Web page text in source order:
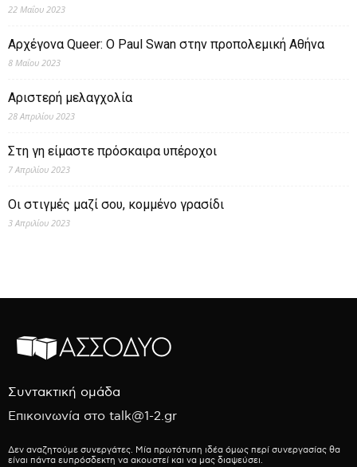
22 Μαΐου 2023
Αρχέγονα Queer: O Paul Swan στην προπολεμική Αθήνα
8 Μαΐου 2023
Αριστερή μελαγχολία
28 Απριλίου 2023
Στη γη είμαστε πρόσκαιρα υπέροχοι
7 Απριλίου 2023
Οι στιγμές μαζί σου, κομμένο γρασίδι
3 Απριλίου 2023
Συντακτική ομάδα
Επικοινωνία στο talk@1-2.gr
Δεν αναζητούμε συνεργάτες. Μία πρωτότυπη ιδέα όμως περί συνεργασίας θα
είναι πάντα ευπρόσδεκτη να ακουστεί και να μας διαψεύσει.